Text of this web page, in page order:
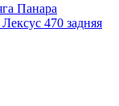
Панара
470 задняя